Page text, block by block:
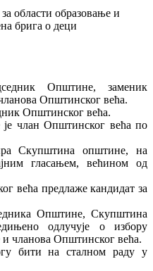
области образовање и
брига о деци
Општине, заменик
Општинског већа.
Општинског већа.
члан Општинског већа по
Скупштина општине, на
гласањем, већином од
већа предлаже кандидат за
Општине, Скупштина
одлучује о избору
чланова Општинског већа.
бити на сталном раду у